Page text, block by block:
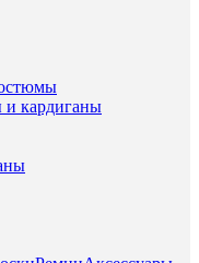
кардиганы